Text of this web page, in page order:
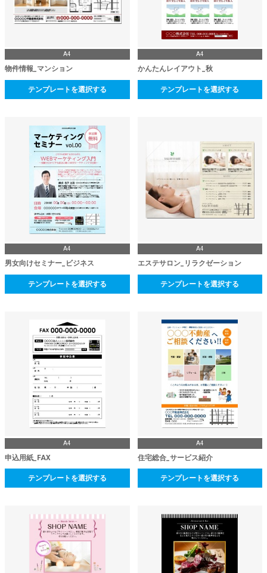
A4
物件情報_マンション
テンプレートを選択する
A4
かんたんレイアウト_秋
テンプレートを選択する
A4
男女向けセミナー_ビジネス
テンプレートを選択する
A4
エステサロン_リラクゼーション
テンプレートを選択する
A4
申込用紙_FAX
テンプレートを選択する
A4
住宅総合_サービス紹介
テンプレートを選択する